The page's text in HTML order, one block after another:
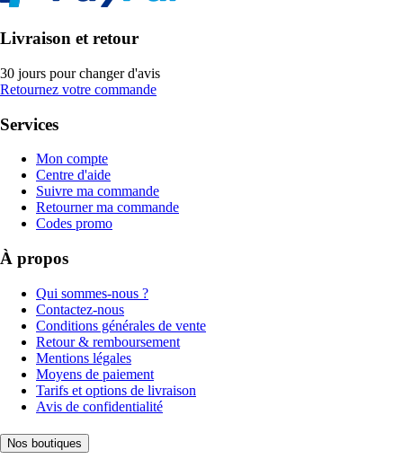
Livraison et retour
30 jours pour changer d'avis
Retournez votre commande
Services
Mon compte
Centre d'aide
Suivre ma commande
Retourner ma commande
Codes promo
À propos
Qui sommes-nous ?
Contactez-nous
Conditions générales de vente
Retour & remboursement
Mentions légales
Moyens de paiement
Tarifs et options de livraison
Avis de confidentialité
Nos boutiques